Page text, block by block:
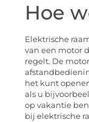
Hoe
Elektrische
van een motor
regelt. De
het kunt
als u
op vakantie
bij elektrische